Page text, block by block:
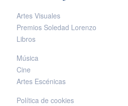
Artes Visuales
Premios Soledad Lorenzo
Libros
Música
Cine
Artes Escénicas
Política de cookies